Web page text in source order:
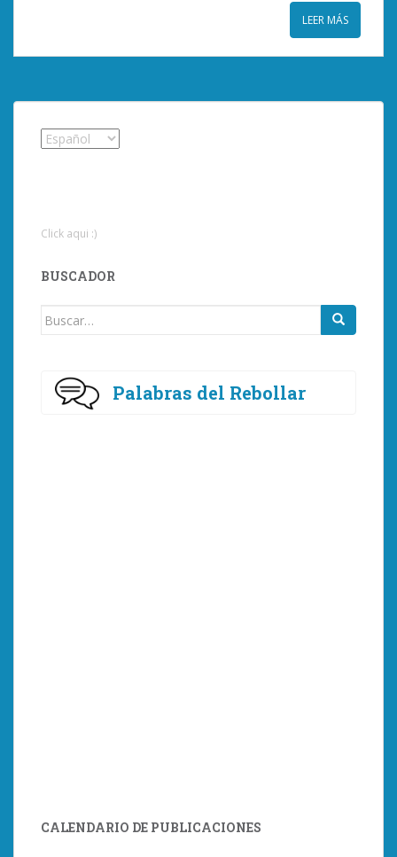
LEER MÁS
Click aqui :)
BUSCADOR
Buscar:
Palabras del Rebollar
CALENDARIO DE PUBLICACIONES